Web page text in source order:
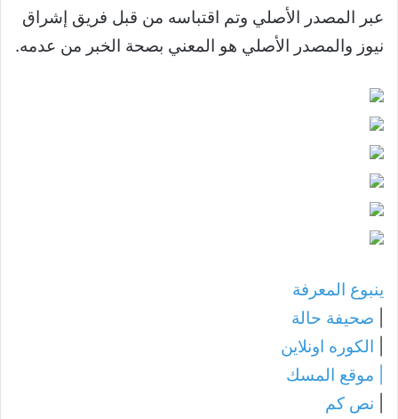
عبر المصدر الأصلي وتم اقتباسه من قبل فريق إشراق
نيوز والمصدر الأصلي هو المعني بصحة الخبر من عدمه.
ينبوع المعرفة
صحيفة حالة
الكوره اونلاين
موقع المسك
نص كم